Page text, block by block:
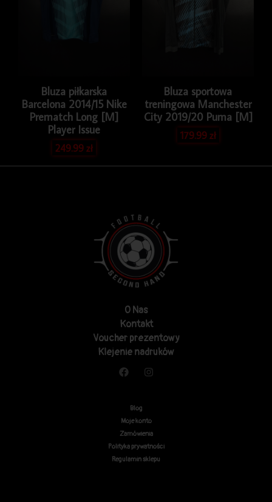
Bluza piłkarska
Barcelona 2014/15 Nike
Prematch Long [M]
Player Issue
249.99zł
Bluza sportowa
treningowa Manchester
City 2019/20 Puma [M]
179.99zł
O Nas
Kontakt
Voucher prezentowy
Klejenie nadruków
Blog
Moje konto
Zamówienia
Polityka prywatności
Regulamin sklepu